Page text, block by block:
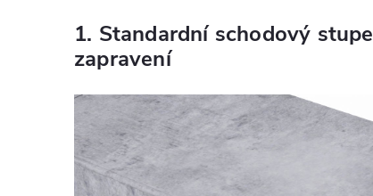
1. Standardní schodový
zapravení